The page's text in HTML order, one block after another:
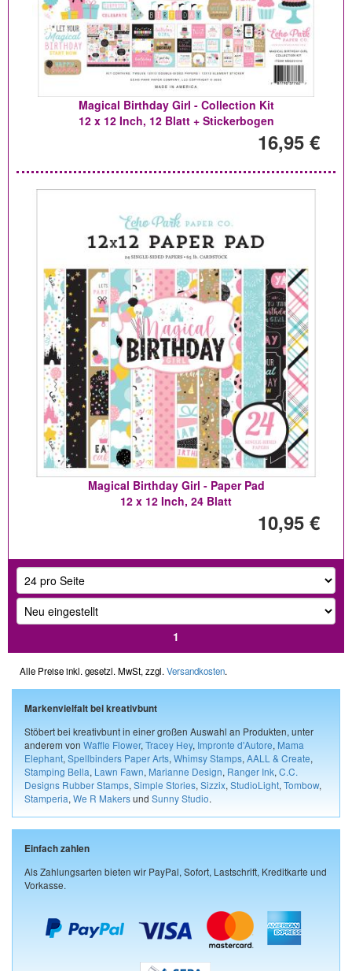
Magical Birthday Girl - Collection Kit
12 x 12 Inch, 12 Blatt + Stickerbogen
16,95 €
Magical Birthday Girl - Paper Pad
12 x 12 Inch, 24 Blatt
10,95 €
1
Alle Preise inkl. gesetzl. MwSt, zzgl. Versandkosten.
Markenvielfalt bei kreativbunt
Stöbert bei kreativbunt in einer großen Auswahl an Produkten, unter
anderem von Waffle Flower, Tracey Hey, Impronte d'Autore, Mama
Elephant, Spellbinders Paper Arts, Whimsy Stamps, AALL & Create,
Stamping Bella, Lawn Fawn, Marianne Design, Ranger Ink, C.C.
Designs Rubber Stamps, Simple Stories, Sizzix, StudioLight, Tombow,
Stamperia, We R Makersund Sunny Studio.
Einfach zahlen
Als Zahlungsarten bieten wir PayPal, Sofort, Lastschrift, Kreditkarte und
Vorkasse.